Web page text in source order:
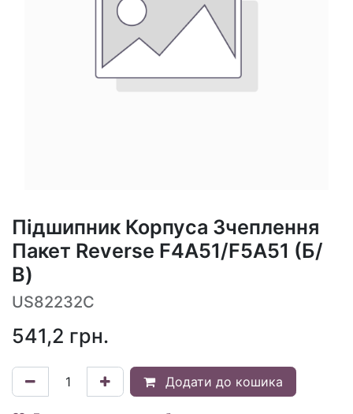
Підшипник Корпуса Зчеплення
Пакет Reverse F4A51/F5A51 (Б/
В)
US82232C
541,2 грн.
Додати до кошика